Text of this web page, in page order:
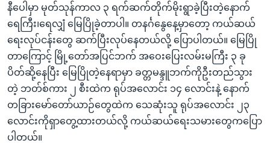
နီပေါမှာ မုတ်သုန်ကာလ ၃ ရက်ဆက်တိုက်မိုးရွာခဲ့ပြီးတဲ့နောက်
ရေကြီး၊ရေလျှံ မြေပြိုခဲ့တာပါ။ တနင်္ဂနွေနေ့မှာတော့ ကယ်ဆယ်
ရေးလုပ်ငန်းတွေ ဆက်ပြီးလုပ်နေတယ်လို့ ပြောပါတယ်။ မြေပြို
တာကြောင့် မြို့တော်အပြင်ဘက် အဝေးပြေးလမ်းမကြီး ၃ ခု
ပိတ်ဆို့နေပြီး မြေပြိုတဲ့နေရာမှာ ခတ္တမန္ဒူဘက်ကိုဦးတည်သွား
တဲ့ ဘတ်စ်ကား ၂ စီးထဲက ရုပ်အလောင်း ၁၄ လောင်းနဲ့ နောက်
တခြားမော်တော်ယာဉ်တွေထဲက သေဆုံးသူ ရုပ်အလောင်း ၂၃
လောင်းကိုရှာတွေ့ထားတယ်လို့ ကယ်ဆယ်ရေးသမားတွေကပြော
ပါတယ်။